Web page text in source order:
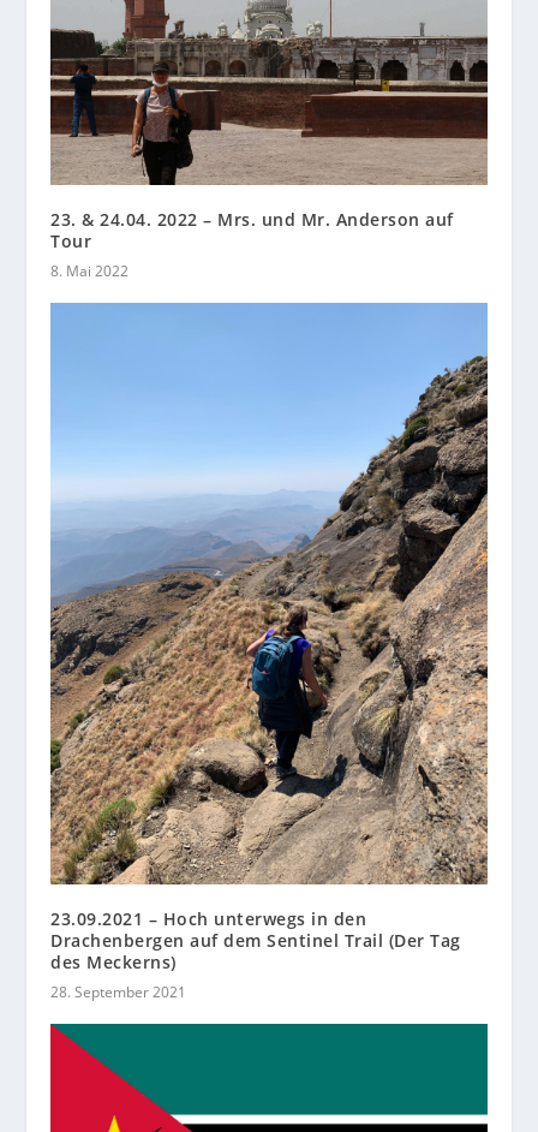
23. & 24.04. 2022 – Mrs. und Mr. Anderson auf
Tour
8. Mai 2022
23.09.2021 – Hoch unterwegs in den
Drachenbergen auf dem Sentinel Trail (Der Tag
des Meckerns)
28. September 2021